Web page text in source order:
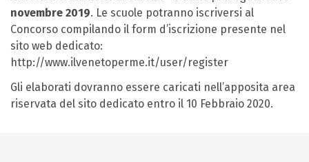
novembre 2019. Le scuole potranno iscriversi al
Concorso compilando il form d’iscrizione presente nel
sito web dedicato:
http://www.ilvenetoperme.it/user/register
Gli elaborati dovranno essere caricati nell’apposita area
riservata del sito dedicato entro il 10 Febbraio 2020.